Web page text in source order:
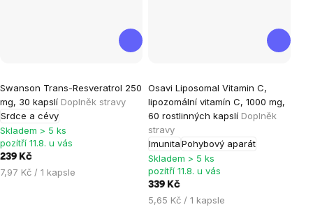
Swanson Trans-Resveratrol 250
mg, 30 kapslí Doplněk stravy
Srdce a cévy
hodnocení
produktu
je
5,0
z
5
Skladem > 5 ks
pozítří 11.8. u vás
239 Kč
Měrná
7,97 Kč / 1 kapsle
Osavi Liposomal Vitamin C,
lipozomální vitamín C, 1000 mg,
60 rostlinných kapslí Doplněk
stravy
ImunitaPohybový aparát
hodnocení
produktu
je
5,0
z
5
hvězdiček.
Skladem > 5 ks
pozítří 11.8. u vás
339 Kč
Měrná
5,65 Kč / 1 kapsle